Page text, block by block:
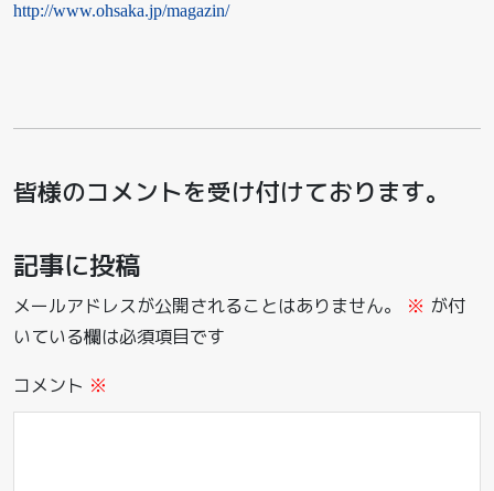
http://www.ohsaka.jp/magazin/
皆様のコメントを受け付けております。
記事に投稿
メールアドレスが公開されることはありません。 ※ が付
いている欄は必須項目です
コメント ※